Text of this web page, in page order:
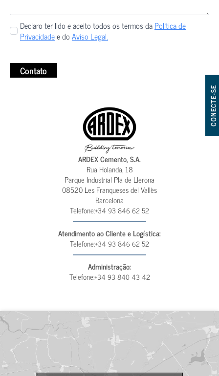
Privacidade
* Declaro ter lido e aceito todos os termos daPolítica de
Privacidadee doAviso Legal.
Contato
ARDEX Cemento, S.A.
Rua Holanda, 18
Parque Industrial Pla de Llerona
08520 Les Franqueses del Vallès
Barcelona
Telefone:+34 93 846 62 52
Atendimento ao Cliente e Logística:
Telefone:+34 93 846 62 52
Administração:
Telefone:+34 93 840 43 42
CONECTE-SE